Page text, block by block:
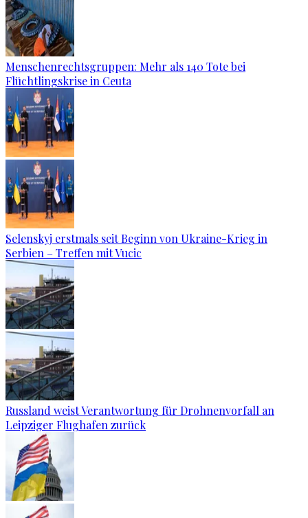
Menschenrechtsgruppen: Mehr als 140 Tote bei
Flüchtlingskrise in Ceuta
Selenskyj erstmals seit Beginn von Ukraine-Krieg in
Serbien – Treffen mit Vucic
Russland weist Verantwortung für Drohnenvorfall an
Leipziger Flughafen zurück